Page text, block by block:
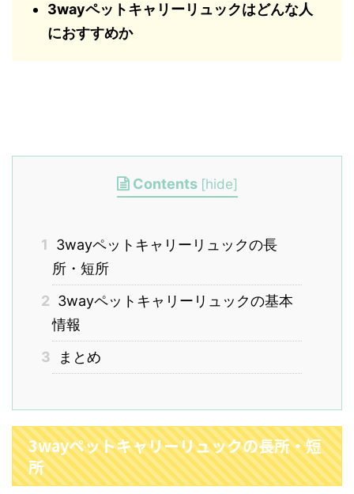
3wayペットキャリーリュックはどんな人
におすすめか
Contents [hide]
1
3wayペットキャリーリュックの長
所・短所
2 3wayペットキャリーリュックの基本
情報
3
まとめ
3wayペットキャリーリュックの長所・短
所